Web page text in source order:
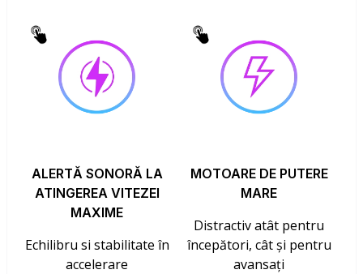
ALERTĂ SONORĂ LA
ATINGEREA VITEZEI
MAXIME
Echilibru si stabilitate în
accelerare
MOTOARE DE PUTERE
MARE
Distractiv atât pentru
începători, cât și pentru
avansați